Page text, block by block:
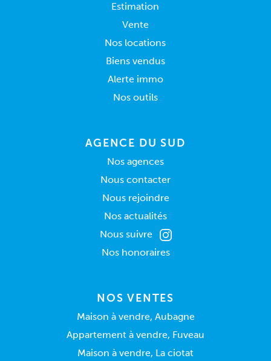
Estimation
Vente
Nos locations
Biens vendus
Alerte immo
Nos outils
AGENCE DU SUD
Nos agences
Nous contacter
Nous rejoindre
Nos actualités
Nous suivre
Nos honoraires
NOS VENTES
Maison à vendre, Aubagne
Appartement à vendre, Fuveau
Maison à vendre, La ciotat